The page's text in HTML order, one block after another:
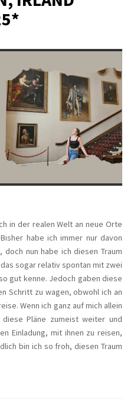
in der realen Welt an neue Orte
habe ich immer nur davon
nun habe ich diesen Traum
sogar relativ spontan mit zwei
gut kenne. Jedoch gaben diese
Schritt zu wagen, obwohl ich an
Wenn ich ganz auf mich allein
Pläne zumeist weiter und
Einladung, mit ihnen zu reisen,
bin ich so froh, diesen Traum